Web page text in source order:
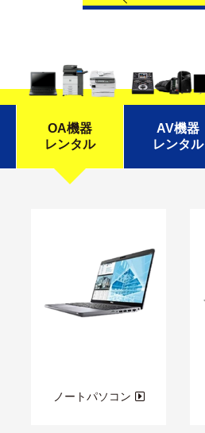
OA機器
レンタル
AV機器
レンタル
ノートパソコン